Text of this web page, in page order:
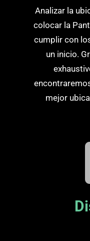
Analizar la
colocar la
cumplir con
un inicio.
mejor